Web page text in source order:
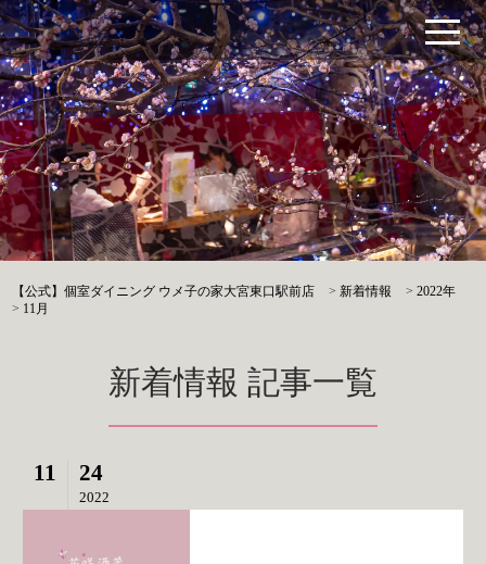
【公式】個室ダイニング ウメ子の家大宮東口駅前店 >新着情報 >2022年
> 11月
新着情報 記事一覧
11 24
2022